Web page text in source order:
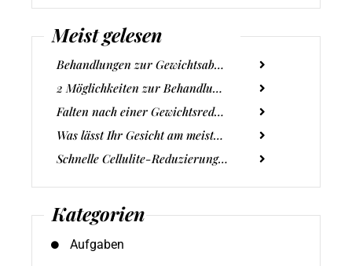
Meist gelesen
Behandlungen zur Gewichtsabnahme - wie bereitet man sich darauf vor?
2 Möglichkeiten zur Behandlung von Fältchen um die Augen
Falten nach einer Gewichtsreduktion: Wie lassen sie sich ohne Filler minimieren?
Was lässt Ihr Gesicht am meisten altern? Entdecken Sie die versteckten Ursachen und Wege, um jugendlicher auszusehen
Schnelle Cellulite-Reduzierung vor dem Sommer - ist das möglich?
Kategorien
Aufgaben